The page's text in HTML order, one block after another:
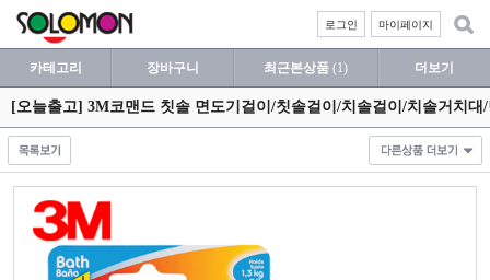
마이페이지
로그인
카테고리 장바구니 최근본상품 (1) 더보기
[오늘출고] 3M코맨드 칫솔 면도기걸이/칫솔걸이/치솔걸이/치솔거치대